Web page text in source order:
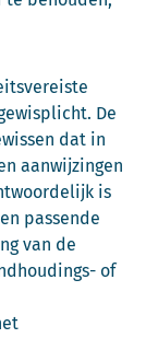
De
dat in
aanwijzingen
is
passende
van de
of